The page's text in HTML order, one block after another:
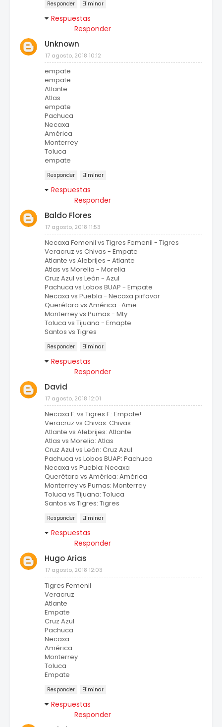
Responder Eliminar
Respuestas
Responder
Unknown
17 agosto, 2018 10:12
empate
empate
Atlante
Atlas
empate
Pachuca
Necaxa
América
Monterrey
Toluca
empate
Responder Eliminar
Respuestas
Responder
Baldo Flores
17 agosto, 2018 11:53
Necaxa Femenil vs Tigres Femenil - Tigres
Veracruz vs Chivas - Empate
Atlante vs Alebrijes - Atlante
Atlas vs Morelia - Morelia
Cruz Azul vs León - Azul
Pachuca vs Lobos BUAP - Empate
Necaxa vs Puebla - Necaxa pirfavor
Querétaro vs América -Ame
Monterrey vs Pumas - Mty
Toluca vs Tijuana - Emapte
Santos vs Tigres
Responder Eliminar
Respuestas
Responder
David
17 agosto, 2018 12:01
Necaxa F. vs Tigres F.: Empate!
Veracruz vs Chivas: Chivas
Atlante vs Alebrijes: Atlante
Atlas vs Morelia: Atlas
Cruz Azul vs León: Cruz Azul
Pachuca vs Lobos BUAP: Pachuca
Necaxa vs Puebla: Necaxa
Querétaro vs América: América
Monterrey vs Pumas: Monterrey
Toluca vs Tijuana: Toluca
Santos vs Tigres: Tigres
Responder Eliminar
Respuestas
Responder
Hugo Arias
17 agosto, 2018 12:03
Tigres Femenil
Veracruz
Atlante
Empate
Cruz Azul
Pachuca
Necaxa
América
Monterrey
Toluca
Empate
Responder Eliminar
Respuestas
Responder